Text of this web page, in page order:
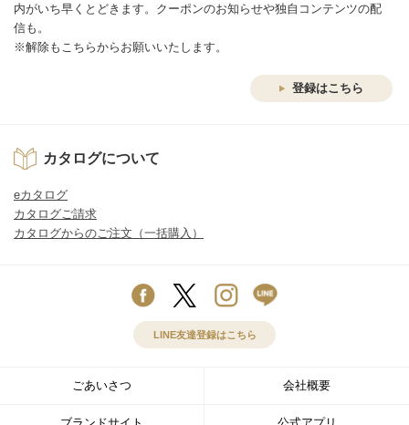
内がいち早くとどきます。クーポンのお知らせや独自コンテンツの配
信も。
※解除もこちらからお願いいたします。
登録はこちら
カタログについて
eカタログ
カタログご請求
カタログからのご注文（一括購入）
LINE友達登録はこちら
ごあいさつ 会社概要